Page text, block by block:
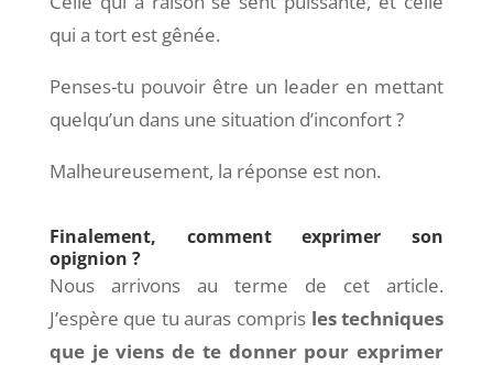
qui a tort est gênée.
Penses-tu pouvoir être un leader en mettant
quelqu’un dans une situation d’inconfort ?
Malheureusement, la réponse est non.
Finalement, comment exprimer son
opignion ?
Nous arrivons au terme de cet article.
J’espère que tu auras compris les techniques
que je viens de te donner pour exprimer